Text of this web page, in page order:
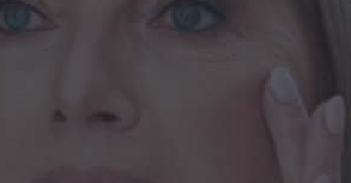
Levine a New Beauty - Chi utilizza
perdere gli ultimi chili spesso desidera
con trattamenti mirati". La perdita
estetici che prima non erano possibili:
di peso importante, i pazienti diventano